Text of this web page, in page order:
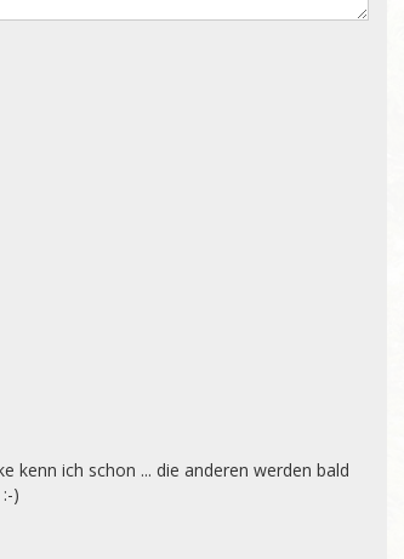
kenn ich schon ... die anderen werden bald
)